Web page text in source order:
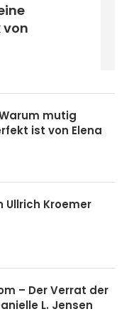
von
mutig
ist von Elena
Ullrich Kroemer
– Der Verrat der
L. Jensen